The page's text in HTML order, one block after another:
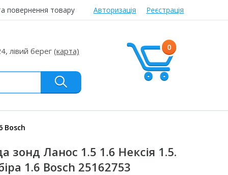
повернення товару Авторизація Реєстрація
0
лівий берег (карта)
Bosch
зонд Ланос 1.5 1.6 Нексія 1.5.
1.6 Bosch 25162753